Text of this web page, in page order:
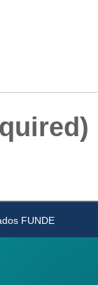
FUNDE